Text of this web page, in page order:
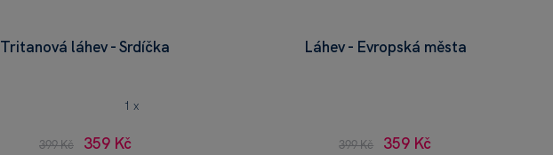
Tritanová láhev - Srdíčka
1 x
399 Kč 359 Kč
Láhev - Evropská města
399 Kč 359 Kč